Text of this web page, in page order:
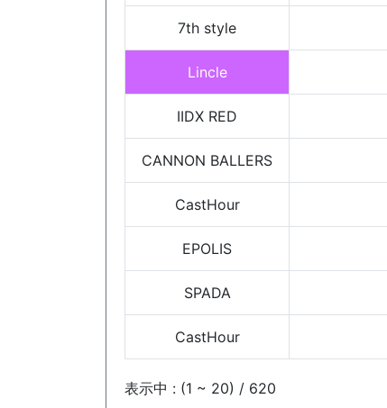
7th style
Lincle
IIDX RED
CANNON BALLERS
CastHour
EPOLIS
SPADA
CastHour
表示中 : (1 ~ 20) / 620